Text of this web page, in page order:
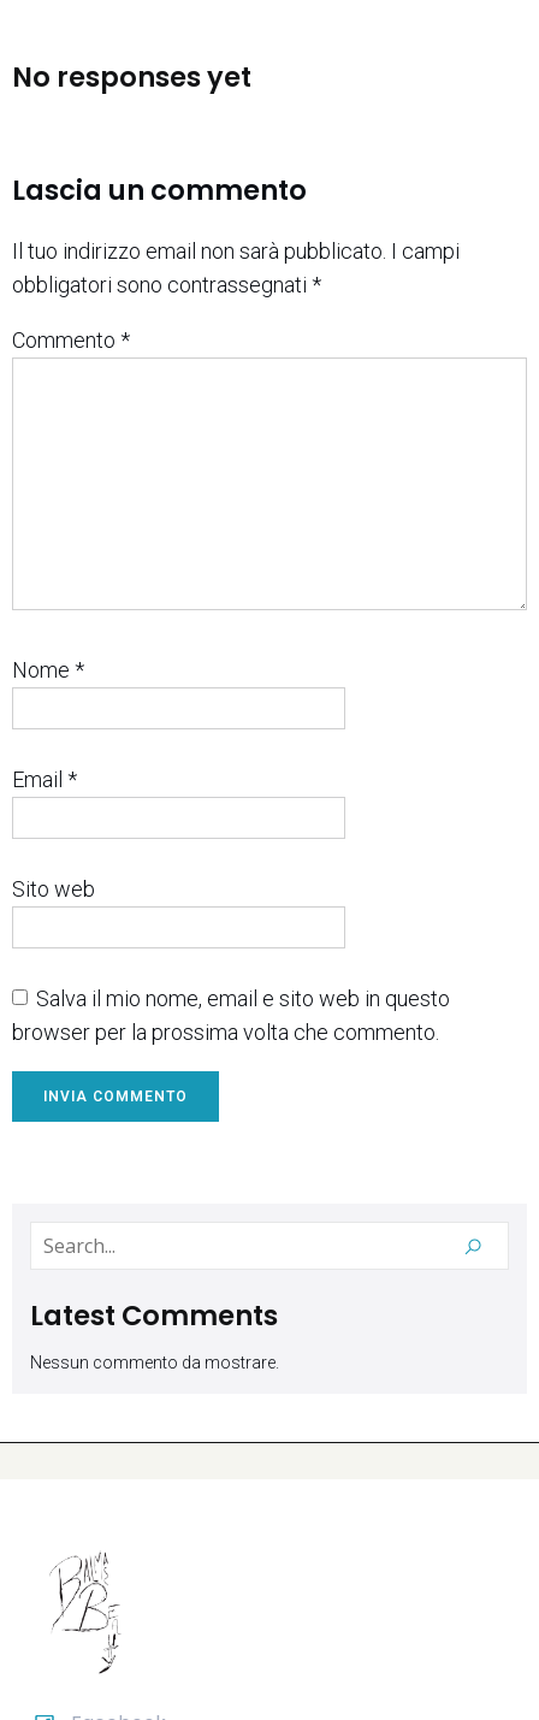
No responses yet
Lascia un commento
Il tuo indirizzo email non sarà pubblicato. I campi
obbligatori sono contrassegnati *
Commento *
Nome *
Email *
Sito web
Salva il mio nome, email e sito web in questo
browser per la prossima volta che commento.
Latest Comments
Nessun commento da mostrare.